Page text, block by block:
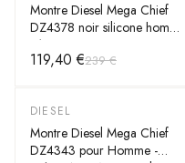
Montre Diesel Mega Chief
DZ4378 noir silicone homme
51mm
119,40 €239 €
-60%
DIESEL
Montre Diesel Mega Chief
DZ4343 pour Homme -